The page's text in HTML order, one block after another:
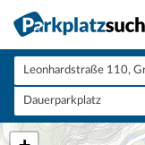
Suchen
Vermieten